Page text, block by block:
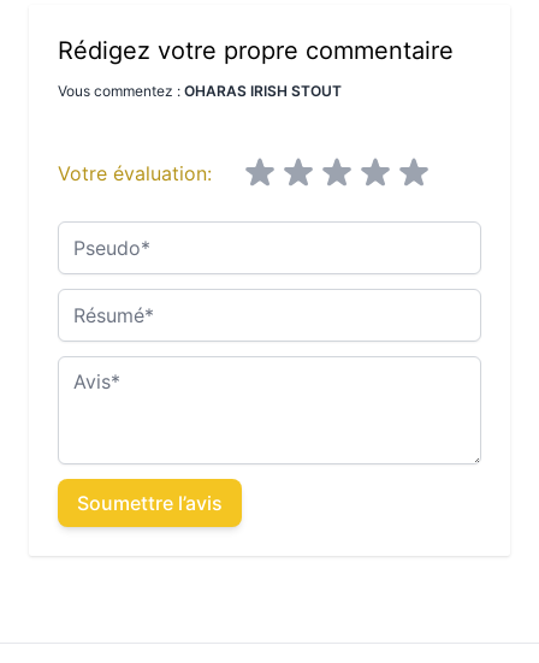
Rédigez votre propre commentaire
Vous commentez : OHARAS IRISH STOUT
Votre évaluation:
Pseudo
Résumé
Avis
Soumettre l’avis